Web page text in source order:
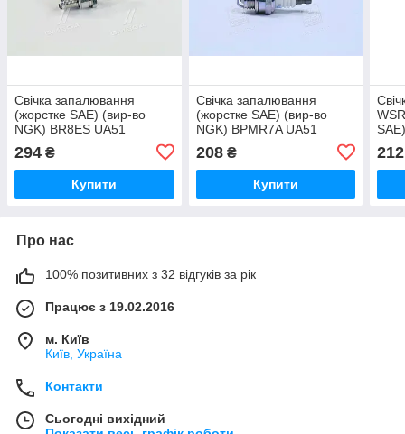
Свічка запалювання
(жорстке SAE) (вир-во
NGK) BR8ES UA51
294 ₴
Купити
Свічка запалювання
(жорстке SAE) (вир-во
NGK) BPMR7A UA51
208₴
Купити
212
Про нас
100% позитивних з 32 відгуків за рік
Працює з 19.02.2016
м. Київ
Київ, Україна
Контакти
Сьогодні вихідний